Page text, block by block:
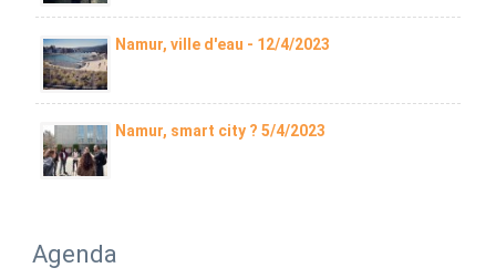
Namur, ville d'eau - 12/4/2023
Namur, smart city ? 5/4/2023
Agenda